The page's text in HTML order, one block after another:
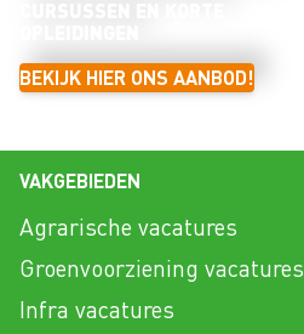
BEKIJK HIER ONS AANBOD!
VAKGEBIEDEN
Agrarische vacatures
Groenvoorziening vacatures
Infra vacatures